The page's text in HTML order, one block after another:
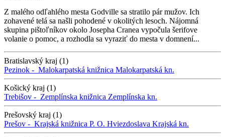
Z malého odľahlého mesta Godville sa stratilo pár mužov. Ich
zohavené telá sa našli pohodené v okolitých lesoch. Nájomná
skupina pištoľníkov okolo Josepha Cranea vypočula šerifove
volanie o pomoc, a rozhodla sa vyraziť do mesta v domnení...
Bratislavský kraj (1)
Pezinok - Malokarpatská knižnica Malokarpatská kn.
Košický kraj (1)
Trebišov - Zemplínska knižnica Zemplínska kn.
Prešovský kraj (1)
Prešov - Krajská knižnica P. O. Hviezdoslava Krajská kn.